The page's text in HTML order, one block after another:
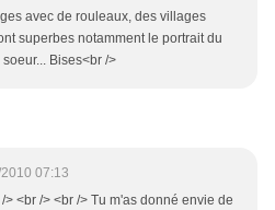
avec de rouleaux, des villages
superbes notamment le portrait du
Bises<br />
07:13
<br /> <br /> Tu m'as donné envie de